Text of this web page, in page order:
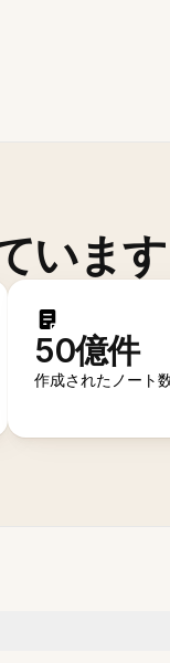
います
50億件
作成されたノート